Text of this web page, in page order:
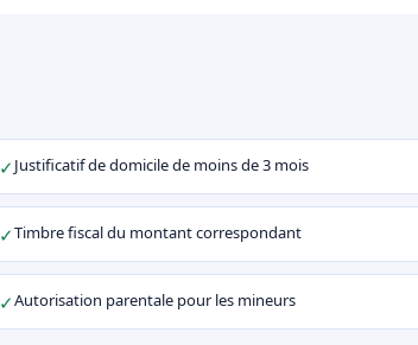
✓Justificatif de domicile de moins de 3 mois
✓Timbre fiscal du montant correspondant
✓Autorisation parentale pour les mineurs